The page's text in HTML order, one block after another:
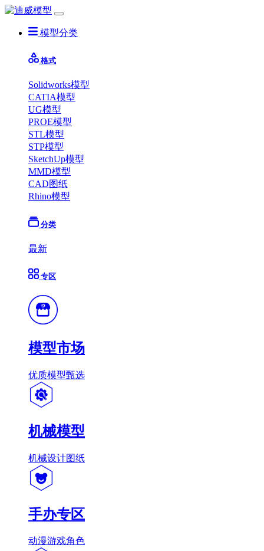
模型分类
格式
Solidworks模型
CATIA模型
UG模型
PROE模型
STL模型
STP模型
SketchUp模型
MMD模型
CAD图纸
Rhino模型
分类
最新
专区
模型市场
优质模型甄选
机械模型
机械设计图纸
手办专区
动漫游戏角色